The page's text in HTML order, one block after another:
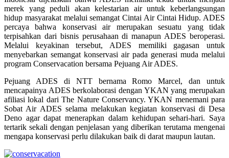
merek yang peduli akan kelestarian air untuk keberlangsungan
hidup masyarakat melalui semangat Cintai Air Cintai Hidup. ADES
percaya bahwa konservasi air merupakan sesuatu yang tidak
terpisahkan dari bisnis perusahaan di manapun ADES beroperasi.
Melalui keyakinan tersebut, ADES memiliki gagasan untuk
menyebarkan semangat konservasi air pada generasi muda melalui
program Conservacation bersama Pejuang Air ADES.
Pejuang ADES di NTT bernama Romo Marcel, dan untuk
mencapainya ADES berkolaborasi dengan YKAN yang merupakan
afiliasi lokal dari The Nature Conservancy. YKAN menemani para
Sobat Air ADES selama melakukan kegiatan konservasi di Desa
Deno agar dapat menerapkan dalam kehidupan sehari-hari. Saya
tertarik sekali dengan penjelasan yang diberikan terutama mengenai
mengapa konservasi perlu dilakukan baik di darat maupun lautan.